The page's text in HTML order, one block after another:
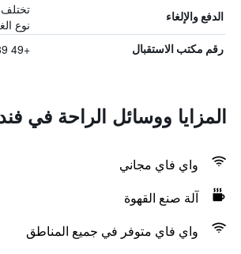
الدفع والإلغاء
نوع
رقم مكتب الاستقبال +49 89 5999 3903
المزايا ووسائل الراحة في
واي فاي مجاني
آلة صنع القهوة
واي فاي متوفر في جميع المناطق